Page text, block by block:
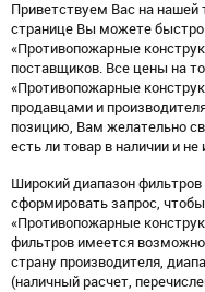
Приветствуем Вас на нашей
странице Вы можете быстро
«Противопожарные
поставщиков. Все цены на
«Противопожарные
продавцами и
позицию, Вам желательно
есть ли товар в наличии и
Широкий диапазон
сформировать запрос,
«Противопожарные
фильтров имеется
страну производителя,
(наличный расчет,